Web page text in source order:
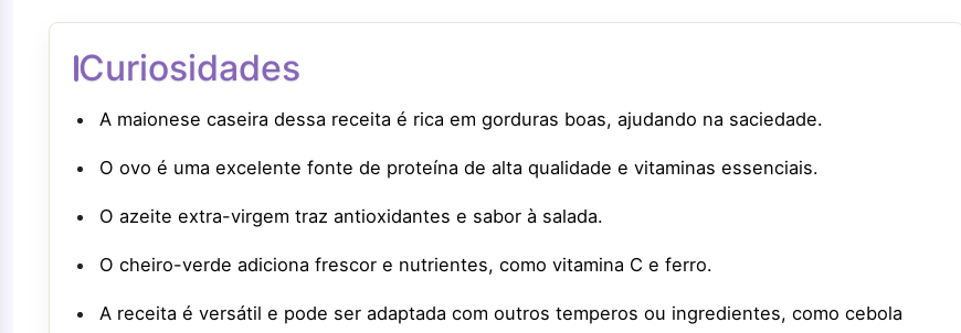
Curiosidades
A maionese caseira dessa receita é rica em gorduras boas, ajudando na saciedade.
O ovo é uma excelente fonte de proteína de alta qualidade e vitaminas essenciais.
O azeite extra-virgem traz antioxidantes e sabor à salada.
O cheiro-verde adiciona frescor e nutrientes, como vitamina C e ferro.
A receita é versátil e pode ser adaptada com outros temperos ou ingredientes, como cebola